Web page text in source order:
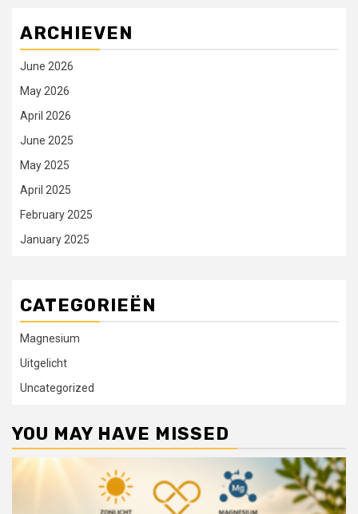
ARCHIEVEN
June 2026
May 2026
April 2026
June 2025
May 2025
April 2025
February 2025
January 2025
CATEGORIEËN
Magnesium
Uitgelicht
Uncategorized
YOU MAY HAVE MISSED